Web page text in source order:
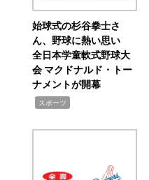
始球式の杉谷拳士さ
ん、野球に熱い思い
全日本学童軟式野球大
会 マクドナルド・トー
ナメントが開幕
スポーツ